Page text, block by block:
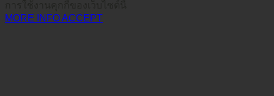
MORE INFOACCEPT